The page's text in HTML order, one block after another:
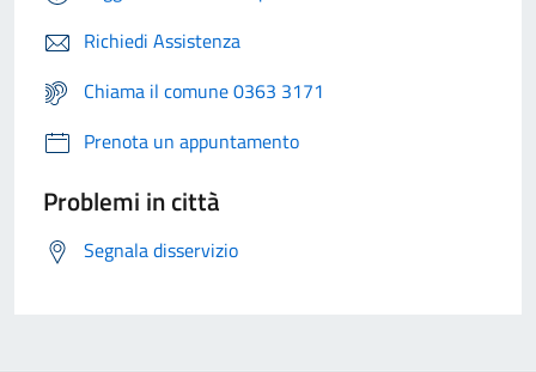
Richiedi Assistenza
Chiama il comune 0363 3171
Prenota un appuntamento
Problemi in città
Segnala disservizio